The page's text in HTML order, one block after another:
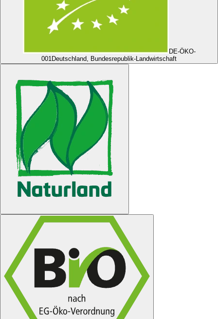
DE-ÖKO-
001 Deutschland, Bundesrepublik-Landwirtschaft